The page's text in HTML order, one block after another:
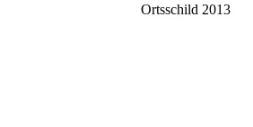
Ortsschild 2013